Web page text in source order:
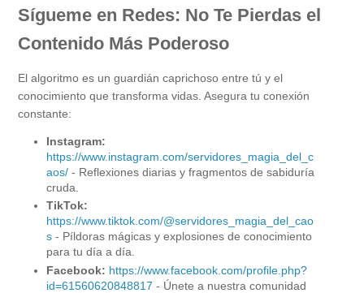
Sígueme en Redes: No Te Pierdas el
Contenido Más Poderoso
El algoritmo es un guardián caprichoso entre tú y el
conocimiento que transforma vidas. Asegura tu conexión
constante:
Instagram:
https://www.instagram.com/servidores_magia_del_c
aos/ - Reflexiones diarias y fragmentos de sabiduría
cruda.
TikTok:
https://www.tiktok.com/@servidores_magia_del_cao
s - Píldoras mágicas y explosiones de conocimiento
para tu día a día.
Facebook: https://www.facebook.com/profile.php?
id=61560620848817 - Únete a nuestra comunidad